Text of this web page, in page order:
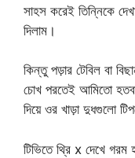
সাহস করেই তিন্নিকে
দিলাম।
কিন্তু পড়ার টেবিল বা
চোখ পরতেই আমিতো
দিয়ে ওর খাড়া দুধগুলো
টিভিতে থ্রি x দেখে গরম